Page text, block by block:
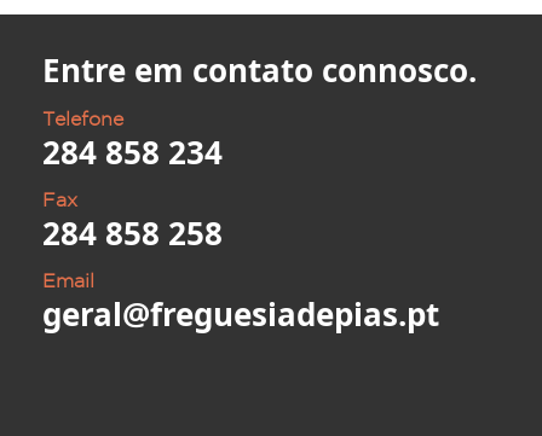
Entre em contato connosco.
Telefone
284 858 234
Fax
284 858 258
Email
geral@freguesiadepias.pt